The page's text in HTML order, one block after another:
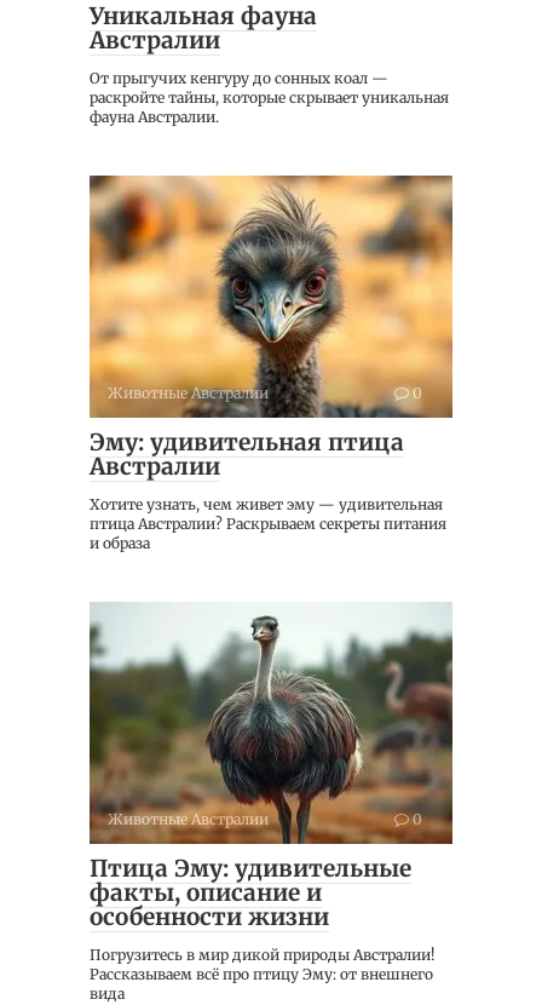
Уникальная фауна
Австралии
От прыгучих кенгуру до сонных коал —
раскройте тайны, которые скрывает уникальная
фауна Австралии.
Животные Австралии 0
Эму: удивительная птица
Австралии
Хотите узнать, чем живет эму — удивительная
птица Австралии? Раскрываем секреты питания
и образа
Животные Австралии 0
Птица Эму: удивительные
факты, описание и
особенности жизни
Погрузитесь в мир дикой природы Австралии!
Рассказываем всё про птицу Эму: от внешнего
вида